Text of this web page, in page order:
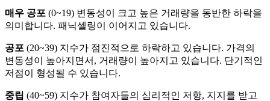
매우 공포 (0~19) 변동성이 크고 높은 거래량을 동반한 하락을
의미합니다. 패닉셀링이 이어지고 있습니다.
공포 (20~39) 지수가 점진적으로 하락하고 있습니다. 가격의
변동성이 높아지면서, 거래량이 높아지고 있습니다. 단기적인
저점이 형성될 수 있습니다.
중립 (40~59) 지수가 참여자들의 심리적인 저항, 지지를 받고